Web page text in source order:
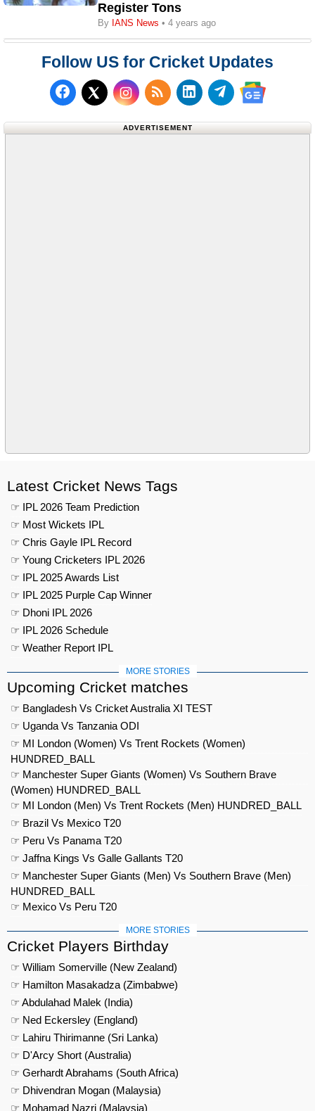
Register Tons
By IANS News • 4 years ago
Follow US for Cricket Updates
Follow us on Facebook
Follow us on X (Twitter)
Subscribe to our RSS
Follow us on
Follow us on
Follow us
ADVERTISEMENT
Latest Cricket News Tags
☞ IPL 2026 Team Prediction
☞ Most Wickets IPL
☞ Chris Gayle IPL Record
☞ Young Cricketers IPL 2026
☞ IPL 2025 Awards List
☞ IPL 2025 Purple Cap Winner
☞ Dhoni IPL 2026
☞ IPL 2026 Schedule
☞ Weather Report IPL
MORE STORIES
Upcoming Cricket matches
☞ Bangladesh Vs Cricket Australia XI TEST
☞ Uganda Vs Tanzania ODI
☞ MI London (Women) Vs Trent Rockets (Women)
HUNDRED_BALL
☞ Manchester Super Giants (Women) Vs Southern Brave
(Women) HUNDRED_BALL
☞ MI London (Men) Vs Trent Rockets (Men) HUNDRED_BALL
☞ Brazil Vs Mexico T20
☞ Peru Vs Panama T20
☞ Jaffna Kings Vs Galle Gallants T20
☞ Manchester Super Giants (Men) Vs Southern Brave (Men)
HUNDRED_BALL
☞ Mexico Vs Peru T20
MORE STORIES
Cricket Players Birthday
☞ William Somerville (New Zealand)
☞ Hamilton Masakadza (Zimbabwe)
☞ Abdulahad Malek (India)
☞ Ned Eckersley (England)
☞ Lahiru Thirimanne (Sri Lanka)
☞ D'Arcy Short (Australia)
☞ Gerhardt Abrahams (South Africa)
☞ Dhivendran Mogan (Malaysia)
☞ Mohamad Nazri (Malaysia)